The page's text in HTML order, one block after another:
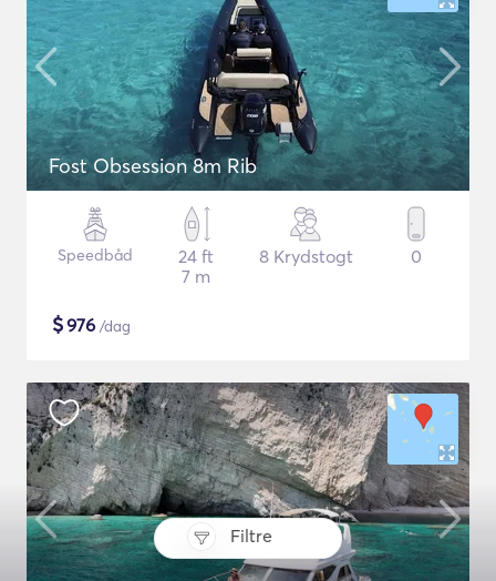
Filtre
Fost Obsession 8m Rib
Speedbåd
24 ft
7 m
8 Krydstogt 0
$976 /dag